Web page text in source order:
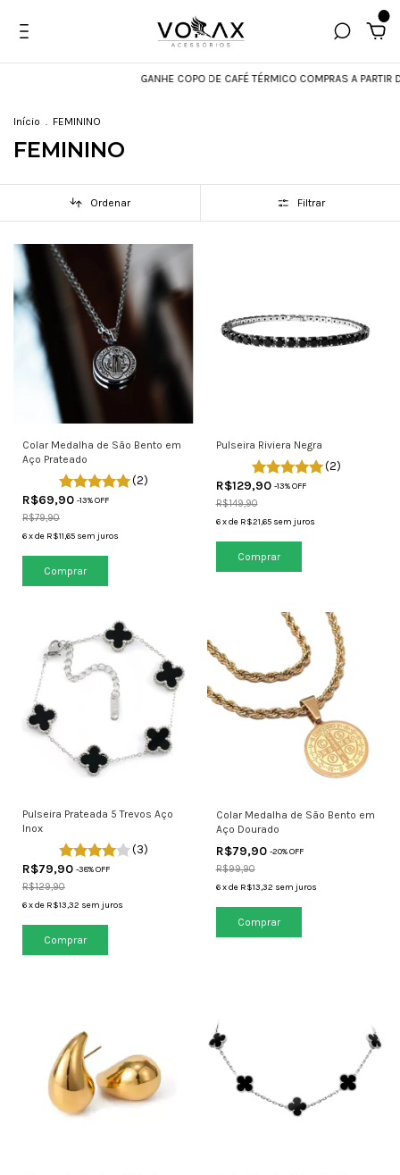
GANHE COPO DE CAFÉ TÉRMICO COMPRAS A PARTIR DE
Início . FEMININO
FEMININO
Ordenar Filtrar
Colar Medalha de São Bento em
Aço Prateado
(2)
R$69,90 -13% OFF
R$79,90
6xde R$11,65 sem juros
Pulseira Riviera Negra
(2)
R$129,90 -13% OFF
R$149,90
6 xde R$21,65 sem juros
Comprar
Pulseira Prateada 5 Trevos Aço
Inox
(3)
R$79,90 -38% OFF
R$129,90
6xde R$13,32 sem juros
Colar Medalha de São Bento em
Aço Dourado
R$79,90 -20% OFF
R$99,90
6 xde R$13,32 sem juros